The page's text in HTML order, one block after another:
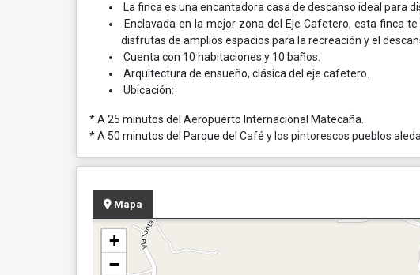
La finca es una encantadora casa de descanso ideal para
Enclavada en la mejor zona del Eje Cafetero, esta finca
disfrutas de amplios espacios para la recreación y el
Cuenta con 10 habitaciones y 10 baños.
Arquitectura de ensueño, clásica del eje cafetero.
Ubicación:
* A 25 minutos del Aeropuerto Internacional Matecaña.
* A 50 minutos del Parque del Café y los pintorescos pueblos
Mapa
+
−